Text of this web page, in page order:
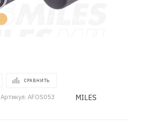
СРАВНИТЬ
Артикул: AFOS053 MILES